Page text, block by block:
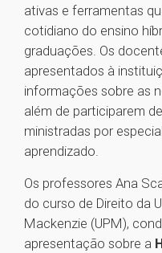
ativas e ferramentas
cotidiano do ensino
graduações. Os
apresentados à
informações sobre as
além de participarem
ministradas por
aprendizado.
Os professores Ana
do curso de Direito da
Mackenzie (UPM),
apresentação sobre a